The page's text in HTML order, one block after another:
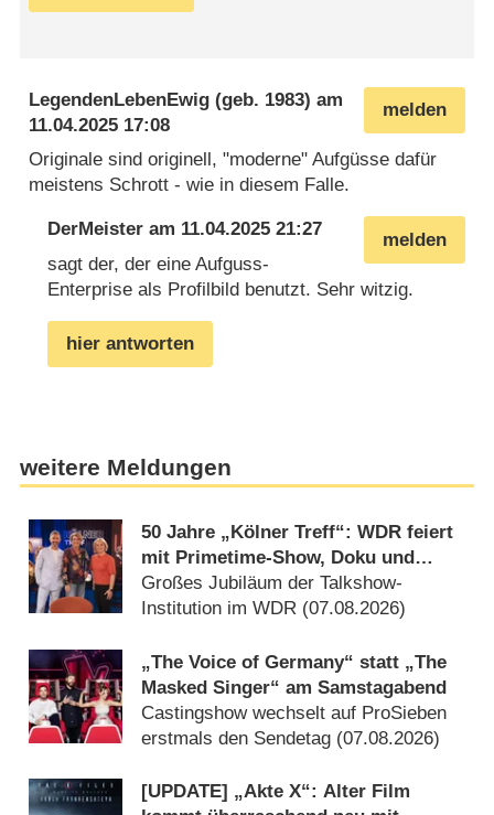
melden
LegendenLebenEwig (geb. 1983) am
11.04.2025 17:08
Originale sind originell, "moderne" Aufgüsse dafür
meistens Schrott - wie in diesem Falle.
melden
DerMeister am 11.04.2025 21:27
sagt der, der eine Aufguss-
Enterprise als Profilbild benutzt. Sehr witzig.
hier antworten
weitere Meldungen
50 Jahre „Kölner Treff“: WDR feiert
mit Primetime-Show, Doku und
Rückblicken
Großes Jubiläum der Talkshow-
Institution im WDR (07.08.2026)
„The Voice of Germany“ statt „The
Masked Singer“ am Samstagabend
Castingshow wechselt auf ProSieben
erstmals den Sendetag (07.08.2026)
[UPDATE] „Akte X“: Alter Film